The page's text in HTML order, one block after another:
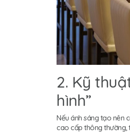
2. Kỹ
hình”
Nếu ánh sáng tạo nên
cao cấp thông thường,